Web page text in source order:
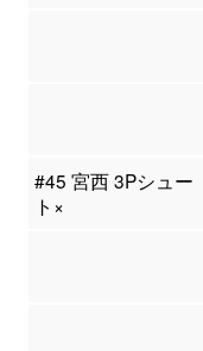
#45 宮西 3Pシュー
ト×